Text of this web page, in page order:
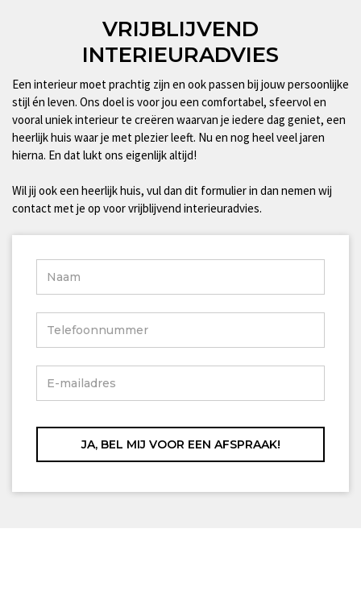
VRIJBLIJVEND
INTERIEURADVIES
Een interieur moet prachtig zijn en ook passen bij jouw persoonlijke
stijl én leven. Ons doel is voor jou een comfortabel, sfeervol en
vooral uniek interieur te creëren waarvan je iedere dag geniet, een
heerlijk huis waar je met plezier leeft. Nu en nog heel veel jaren
hierna. En dat lukt ons eigenlijk altijd!
Wil jij ook een heerlijk huis, vul dan dit formulier in dan nemen wij
contact met je op voor vrijblijvend interieuradvies.